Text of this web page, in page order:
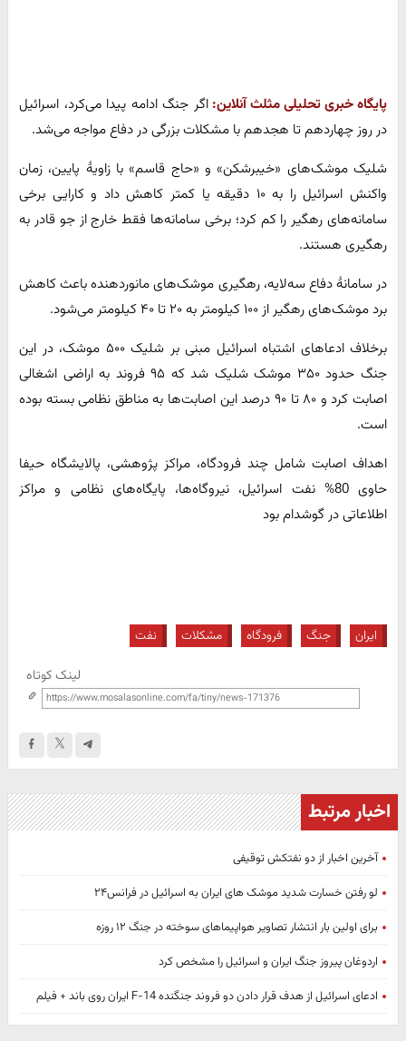
پایگاه خبری تحلیلی مثلث آنلاین: اگر جنگ ادامه پیدا می‌کرد، اسرائیل
در روز چهاردهم تا هجدهم با مشکلات بزرگی در دفاع مواجه می‌شد.
شلیک موشک‌های «خیبرشکن» و «حاج قاسم» با زاویهٔ پایین، زمان
واکنش اسرائیل را به ۱۰ دقیقه یا کمتر کاهش داد و کارایی برخی
سامانه‌های رهگیر را کم کرد؛ برخی سامانه‌ها فقط خارج از جو قادر به
رهگیری هستند.
در سامانهٔ دفاع سه‌لایه، رهگیری موشک‌های مانوردهنده باعث کاهش
برد موشک‌های رهگیر از ۱۰۰ کیلومتر به ۲۰ تا ۴۰ کیلومتر می‌شود.
برخلاف ادعاهای اشتباه اسرائیل مبنی بر شلیک ۵۰۰ موشک، در این
جنگ حدود ۳۵۰ موشک شلیک شد که ۹۵ فروند به اراضی اشغالی
اصابت کرد و ۸۰ تا ۹۰ درصد این اصابت‌ها به مناطق نظامی بسته بوده
است.
اهداف اصابت شامل چند فرودگاه، مراکز پژوهشی، پالایشگاه حیفا
حاوی 80% نفت اسرائیل، نیروگاه‌ها، پایگاه‌های نظامی و مراکز
اطلاعاتی در گوشدام بود
ایران جنگ فرودگاه مشکلات نفت
لینک کوتاه
اخبار مرتبط
آخرین اخبار از دو نفتکش توقیفی
لو رفتن خسارت شدید موشک های ایران به اسرائیل در فرانس‌۲۴
برای اولین بار انتشار تصاویر هواپیماهای سوخته در جنگ ۱۲ روزه
اردوغان پیروز جنگ ایران و اسرائیل را مشخص کرد
ادعای اسرائیل از هدف قرار دادن دو فروند جنگنده F-14 ایران روی باند + فیلم